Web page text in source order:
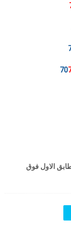
70
- حي الست نفيسة - بناية دندشلي 90 الطابق الاول فوق